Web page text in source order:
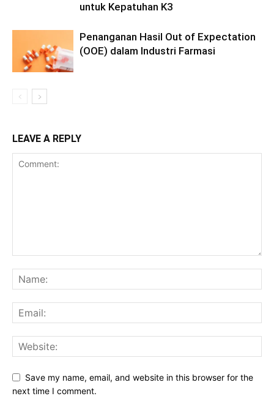
untuk Kepatuhan K3
Penanganan Hasil Out of Expectation
(OOE) dalam Industri Farmasi
LEAVE A REPLY
Save my name, email, and website in this browser for the
next time I comment.